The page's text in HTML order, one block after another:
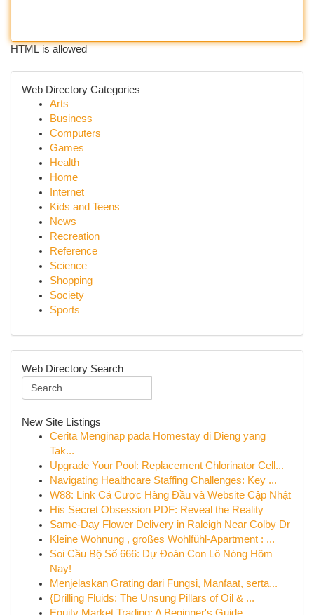
HTML is allowed
Web Directory Categories
Arts
Business
Computers
Games
Health
Home
Internet
Kids and Teens
News
Recreation
Reference
Science
Shopping
Society
Sports
Web Directory Search
New Site Listings
Cerita Menginap pada Homestay di Dieng yang
Tak...
Upgrade Your Pool: Replacement Chlorinator Cell...
Navigating Healthcare Staffing Challenges: Key ...
W88: Link Cá Cược Hàng Đầu và Website Cập Nhật
His Secret Obsession PDF: Reveal the Reality
Same-Day Flower Delivery in Raleigh Near Colby Dr
Kleine Wohnung , großes Wohlfühl-Apartment : ...
Soi Cầu Bộ Số 666: Dự Đoán Con Lô Nóng Hôm
Nay!
Menjelaskan Grating dari Fungsi, Manfaat, serta...
{Drilling Fluids: The Unsung Pillars of Oil & ...